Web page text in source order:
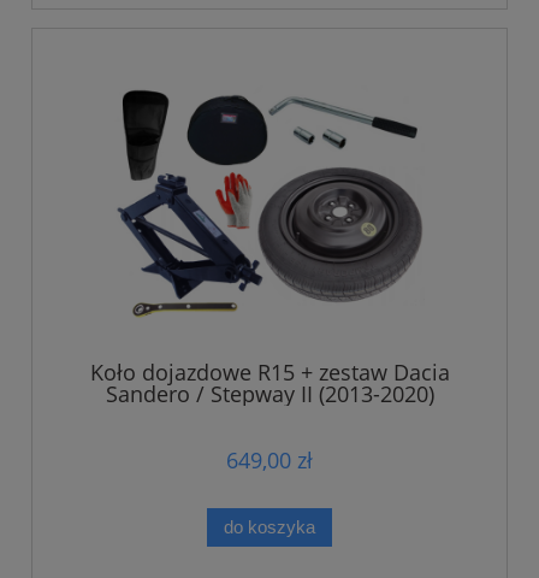
Koło dojazdowe R15 + zestaw Dacia
Sandero / Stepway II (2013-2020)
649,00 zł
do koszyka